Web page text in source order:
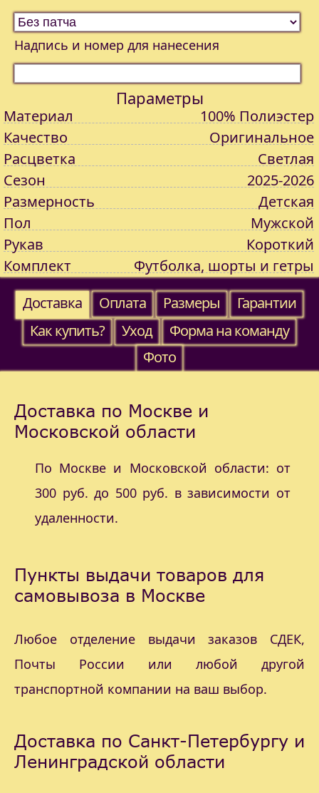
Надпись и номер для нанесения
Параметры
Материал
100% Полиэстер
Качество
Оригинальное
Расцветка
Светлая
Сезон
2025-2026
Размерность
Детская
Пол
Мужской
Рукав
Короткий
Комплект
Футболка, шорты и гетры
Доставка
Оплата Размеры
Гарантии
Как купить?
Уход
Форма на команду
Фото
Доставка по Москве и
Московской области
По Москве и Московской области: от
300 руб. до 500 руб. в зависимости от
удаленности.
Пункты выдачи товаров для
самовывоза в Москве
Любое отделение выдачи заказов СДЕК,
Почты России или любой другой
транспортной компании на ваш выбор.
Доставка по Санкт-Петербургу и
Ленинградской области